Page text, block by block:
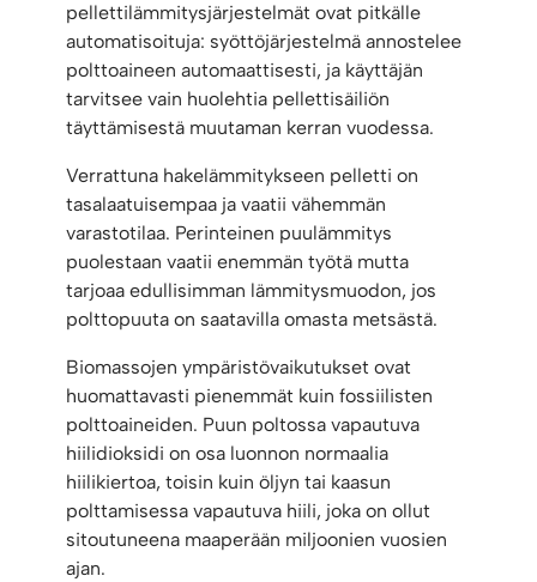
pellettilämmitysjärjestelmät ovat pitkälle
automatisoituja: syöttöjärjestelmä annostelee
polttoaineen automaattisesti, ja käyttäjän
tarvitsee vain huolehtia pellettisäiliön
täyttämisestä muutaman kerran vuodessa.
Verrattuna hakelämmitykseen pelletti on
tasalaatuisempaa ja vaatii vähemmän
varastotilaa. Perinteinen puulämmitys
puolestaan vaatii enemmän työtä mutta
tarjoaa edullisimman lämmitysmuodon, jos
polttopuuta on saatavilla omasta metsästä.
Biomassojen ympäristövaikutukset ovat
huomattavasti pienemmät kuin fossiilisten
polttoaineiden. Puun poltossa vapautuva
hiilidioksidi on osa luonnon normaalia
hiilikiertoa, toisin kuin öljyn tai kaasun
polttamisessa vapautuva hiili, joka on ollut
sitoutuneena maaperään miljoonien vuosien
ajan.